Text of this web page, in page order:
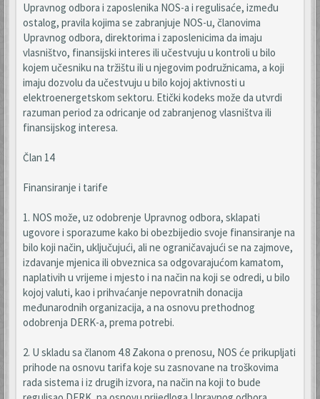
Upravnog odbora i zaposlenika NOS-a i regulisaće, između
ostalog, pravila kojima se zabranjuje NOS-u, članovima
Upravnog odbora, direktorima i zaposlenicima da imaju
vlasništvo, finansijski interes ili učestvuju u kontroli u bilo
kojem učesniku na tržištu ili u njegovim podružnicama, a koji
imaju dozvolu da učestvuju u bilo kojoj aktivnosti u
elektroenergetskom sektoru. Etički kodeks može da utvrdi
razuman period za odricanje od zabranjenog vlasništva ili
finansijskog interesa.
Član 14
Finansiranje i tarife
1. NOS može, uz odobrenje Upravnog odbora, sklapati
ugovore i sporazume kako bi obezbijedio svoje finansiranje na
bilo koji način, uključujući, ali ne ograničavajući se na zajmove,
izdavanje mjenica ili obveznica sa odgovarajućom kamatom,
naplativih u vrijeme i mjesto i na način na koji se odredi, u bilo
kojoj valuti, kao i prihvaćanje nepovratnih donacija
međunarodnih organizacija, a na osnovu prethodnog
odobrenja DERK-a, prema potrebi.
2. U skladu sa članom 4.8 Zakona o prenosu, NOS će prikupljati
prihode na osnovu tarifa koje su zasnovane na troškovima
rada sistema i iz drugih izvora, na način na koji to bude